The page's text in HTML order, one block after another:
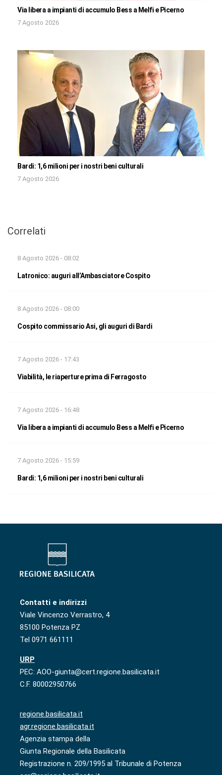
Via libera a impianti di accumulo Bess a Melfi e Picerno
7 Agosto 2026
Bardi: 1,6 milioni per i nostri beni culturali
7 Agosto 2026
Correlati
8 Agosto 2026 - 08:02
Latronico: auguri all’Ambasciatore Cospito
8 Agosto 2026 - 08:00
Cospito commissario Asi, gli auguri di Bardi
7 Agosto 2026 - 17:43
Viabilità, le riaperture prima di Ferragosto
7 Agosto 2026 - 16:48
Via libera a impianti di accumulo Bess a Melfi e Picerno
7 Agosto 2026 - 15:59
Bardi: 1,6 milioni per i nostri beni culturali
Contatti e indirizzi
Viale Vincenzo Verrastro, 4
85100 Potenza PZ
Tel 0971 661111
URP
PEC: AOO-giunta@cert.regione.basilicata.it
C.F. 80002950766
regione.basilicata.it
agr.regione.basilicata.it
Agenzia stampa della
Giunta Regionale della Basilicata
Registrazione n. 209/1995 al Tribunale di Potenza